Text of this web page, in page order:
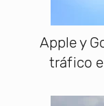
Apple y
tráfico